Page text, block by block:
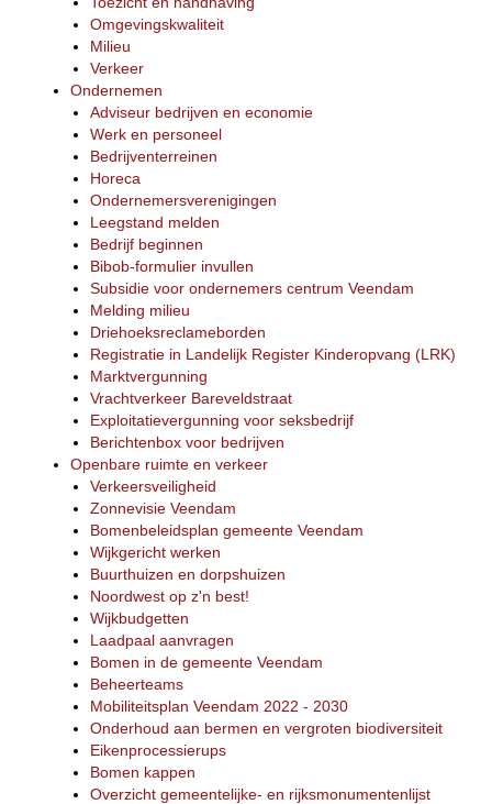
Omgevingskwaliteit
Milieu
Verkeer
Ondernemen
Adviseur bedrijven en economie
Werk en personeel
Bedrijventerreinen
Horeca
Ondernemersverenigingen
Leegstand melden
Bedrijf beginnen
Bibob-formulier invullen
Subsidie voor ondernemers centrum Veendam
Melding milieu
Driehoeksreclameborden
Registratie in Landelijk Register Kinderopvang (LRK)
Marktvergunning
Vrachtverkeer Bareveldstraat
Exploitatievergunning voor seksbedrijf
Berichtenbox voor bedrijven
Openbare ruimte en verkeer
Verkeersveiligheid
Zonnevisie Veendam
Bomenbeleidsplan gemeente Veendam
Wijkgericht werken
Buurthuizen en dorpshuizen
Noordwest op z'n best!
Wijkbudgetten
Laadpaal aanvragen
Bomen in de gemeente Veendam
Beheerteams
Mobiliteitsplan Veendam 2022 - 2030
Onderhoud aan bermen en vergroten biodiversiteit
Eikenprocessierups
Bomen kappen
Overzicht gemeentelijke- en rijksmonumentenlijst